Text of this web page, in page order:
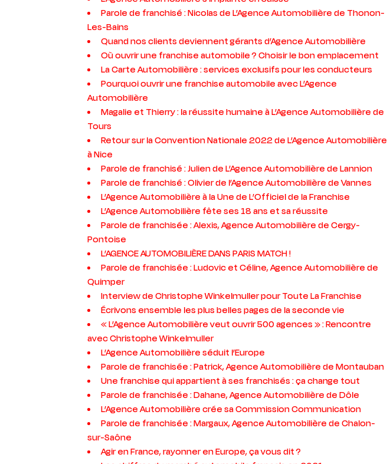
Parole de franchisé : Nicolas de L’Agence Automobilière de Thonon-
Les-Bains
Quand nos clients deviennent gérants d’Agence Automobilière
Où ouvrir une franchise automobile ? Choisir le bon emplacement
La Carte Automobilière : services exclusifs pour les conducteurs
Pourquoi ouvrir une franchise automobile avec L’Agence
Automobilière
Magalie et Thierry : la réussite humaine à L’Agence Automobilière de
Tours
Retour sur la Convention Nationale 2022 de L’Agence Automobilière
à Nice
Parole de franchisé : Julien de L’Agence Automobilière de Lannion
Parole de franchisé : Olivier de l’Agence Automobilière de Vannes
L’Agence Automobilière à la Une de L’Officiel de la Franchise
L’Agence Automobilière fête ses 18 ans et sa réussite
Parole de franchisée : Alexis, Agence Automobilière de Cergy-
Pontoise
L’AGENCE AUTOMOBILIÈRE DANS PARIS MATCH !
Parole de franchisée : Ludovic et Céline, Agence Automobilière de
Quimper
Interview de Christophe Winkelmuller pour Toute La Franchise
Écrivons ensemble les plus belles pages de la seconde vie
« L’Agence Automobilière veut ouvrir 500 agences » : Rencontre
avec Christophe Winkelmuller
L’Agence Automobilière séduit l’Europe
Parole de franchisée : Patrick, Agence Automobilière de Montauban
Une franchise qui appartient à ses franchisés : ça change tout
Parole de franchisée : Dahane, Agence Automobilière de Dôle
L’Agence Automobilière crée sa Commission Communication
Parole de franchisée : Margaux, Agence Automobilière de Chalon-
sur-Saône
Agir en France, rayonner en Europe, ça vous dit ?